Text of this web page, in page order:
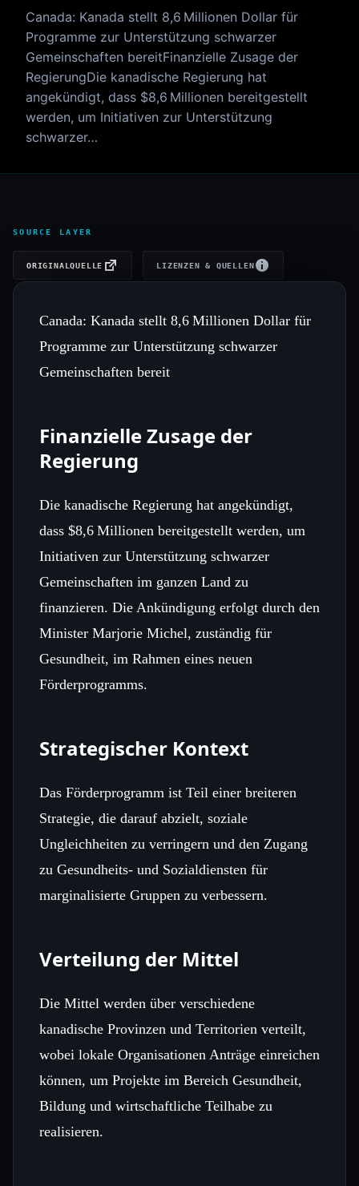
Canada: Kanada stellt 8,6 Millionen Dollar für
Programme zur Unterstützung schwarzer
Gemeinschaften bereitFinanzielle Zusage der
RegierungDie kanadische Regierung hat
angekündigt, dass $8,6 Millionen bereitgestellt
werden, um Initiativen zur Unterstützung
schwarzer…
SOURCE LAYER
ORIGINALQUELLE LIZENZEN & QUELLEN
Canada: Kanada stellt 8,6 Millionen Dollar für
Programme zur Unterstützung schwarzer
Gemeinschaften bereit
Finanzielle Zusage der
Regierung
Die kanadische Regierung hat angekündigt,
dass $8,6 Millionen bereitgestellt werden, um
Initiativen zur Unterstützung schwarzer
Gemeinschaften im ganzen Land zu
finanzieren. Die Ankündigung erfolgt durch den
Minister Marjorie Michel, zuständig für
Gesundheit, im Rahmen eines neuen
Förderprogramms.
Strategischer Kontext
Das Förderprogramm ist Teil einer breiteren
Strategie, die darauf abzielt, soziale
Ungleichheiten zu verringern und den Zugang
zu Gesundheits- und Sozialdiensten für
marginalisierte Gruppen zu verbessern.
Verteilung der Mittel
Die Mittel werden über verschiedene
kanadische Provinzen und Territorien verteilt,
wobei lokale Organisationen Anträge einreichen
können, um Projekte im Bereich Gesundheit,
Bildung und wirtschaftliche Teilhabe zu
realisieren.